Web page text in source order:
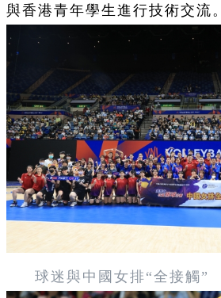
與香港青年學生進行技術交流。
球迷與中國女排“全接觸”